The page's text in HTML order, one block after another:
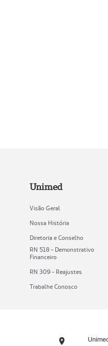
Unimed
Visão Geral
Nossa História
Diretoria e Conselho
RN 518 - Demonstrativo
Financeiro
RN 309 - Reajustes
Trabalhe Conosco